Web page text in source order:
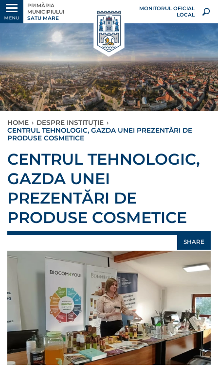
MENU
PRIMĂRIA
MUNICIPIULUI
SATU MARE
MONITORUL OFICIAL
LOCAL
HOME › DESPRE INSTITUȚIE ›
CENTRUL TEHNOLOGIC, GAZDA UNEI PREZENTĂRI DE
PRODUSE COSMETICE
CENTRUL TEHNOLOGIC,
GAZDA UNEI
PREZENTĂRI DE
PRODUSE COSMETICE
SHARE